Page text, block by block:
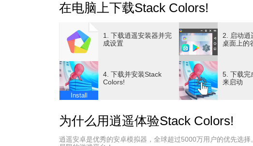
在电脑上下载Stack Colors!
1. 下载逍遥安装器并完
成设置
2. 启动逍
桌面上的
Install
4. 下载并安装Stack
Colors!
5. 下载完
来启动
为什么用逍遥体验Stack Colors!
逍遥安卓是优秀的安卓模拟器，全球超过5000万用户的优先选